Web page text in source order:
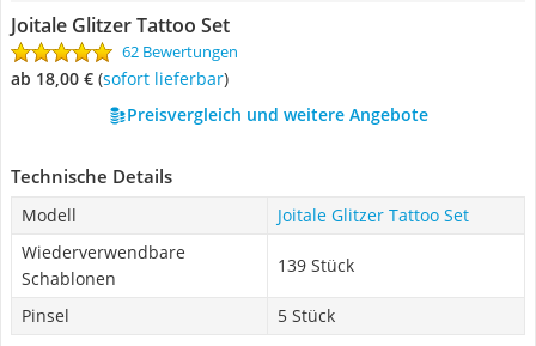
Joitale Glitzer Tattoo Set
62 Bewertungen
ab 18,00 € ( Sofort lieferbar)
Preisvergleich und weitere Angebote
Technische Details
Modell
Joitale Glitzer Tattoo Set
Wiederverwendbare
Schablonen
139 Stück
Pinsel 5 Stück